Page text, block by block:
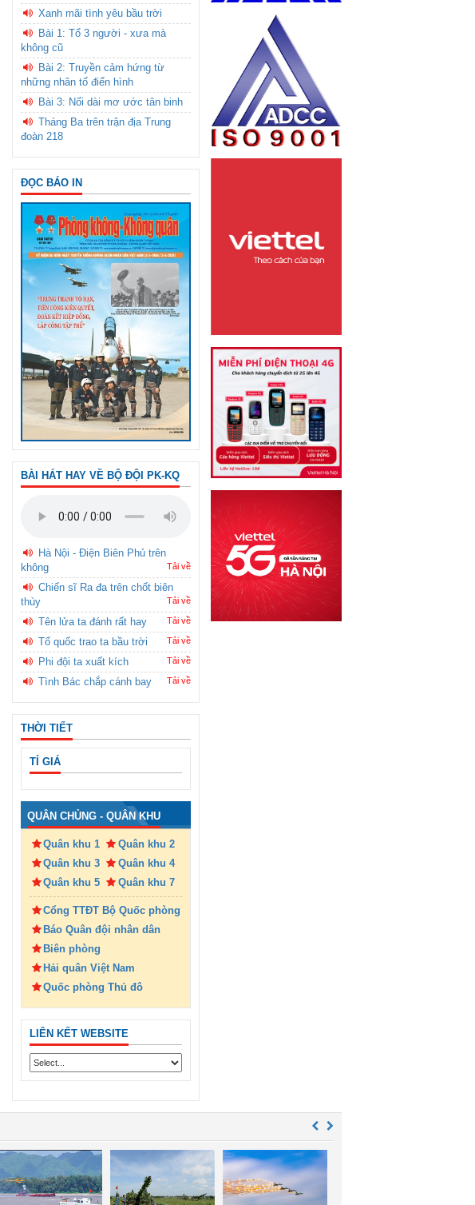
Xanh mãi tình yêu bầu trời
Bài 1: Tổ 3 người - xưa mà
không cũ
Bài 2: Truyền cảm hứng từ
những nhân tố điển hình
Bài 3: Nối dài mơ ước tân binh
Tháng Ba trên trận địa Trung
đoàn 218
ĐỌC BÁO IN
BÀI HÁT HAY VỀ BỘ ĐỘI PK-KQ
Hà Nội - Điện Biên Phủ trên
không
Tải về
Chiến sĩ Ra đa trên chốt biên
thùy
Tải về
Tên lửa ta đánh rất hay Tải về
Tổ quốc trao ta bầu trời Tải về
Phi đội ta xuất kích Tải về
Tình Bác chắp cánh bay Tải về
THỜI TIẾT
TỈ GIÁ
QUÂN CHỦNG - QUÂN KHU
Quân khu 1
Quân khu 2
Quân khu 3
Quân khu 4
Quân khu 5
Quân khu 7
Cổng TTĐT Bộ Quốc phòng
Báo Quân đội nhân dân
Biên phòng
Hải quân Việt Nam
Quốc phòng Thủ đô
LIÊN KẾT WEBSITE